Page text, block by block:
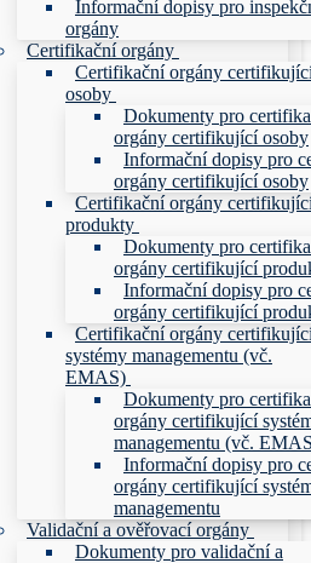
Informační dopisy pro
orgány
Certifikační orgány
Certifikační orgány
osoby
Dokumenty pro
orgány certifikující osoby
Informační dopisy pro
orgány certifikující osoby
Certifikační orgány
produkty
Dokumenty pro
orgány certifikující
Informační dopisy pro
orgány certifikující
Certifikační orgány
systémy managementu (vč.
EMAS)
Dokumenty pro
orgány certifikující
managementu (vč.
Informační dopisy pro
orgány certifikující
managementu
Validační a ověřovací orgány
Dokumenty pro validační a